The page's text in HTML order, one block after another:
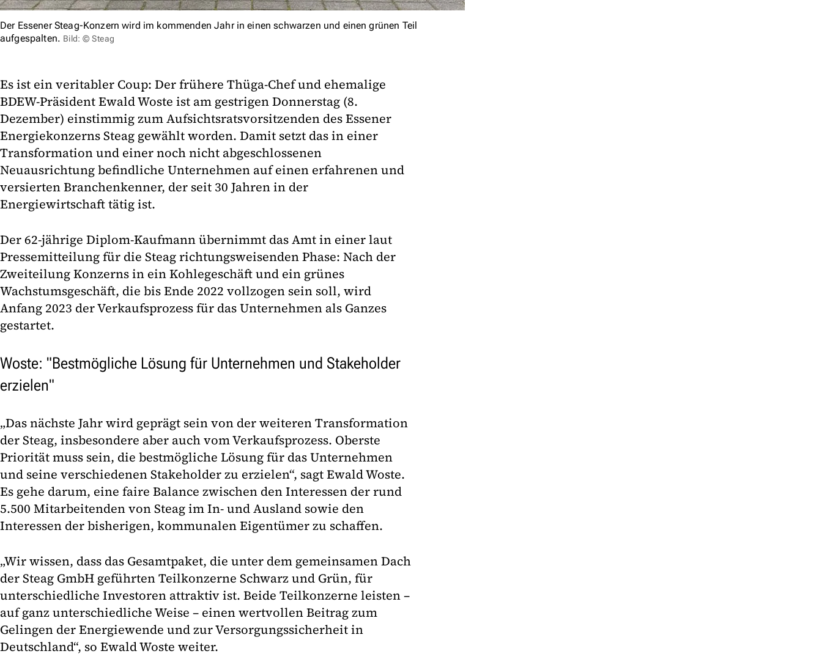
Der Essener Steag-Konzern wird im kommenden Jahr in einen schwarzen und einen grünen Teil
aufgespalten. Bild: © Steag
Es ist ein veritabler Coup: Der frühere Thüga-Chef und ehemalige
BDEW-Präsident Ewald Woste ist am gestrigen Donnerstag (8.
Dezember) einstimmig zum Aufsichtsratsvorsitzenden des Essener
Energiekonzerns Steag gewählt worden. Damit setzt das in einer
Transformation und einer noch nicht abgeschlossenen
Neuausrichtung befindliche Unternehmen auf einen erfahrenen und
versierten Branchenkenner, der seit 30 Jahren in der
Energiewirtschaft tätig ist.
Der 62-jährige Diplom-Kaufmann übernimmt das Amt in einer laut
Pressemitteilung für die Steag richtungsweisenden Phase: Nach der
Zweiteilung Konzerns in ein Kohlegeschäft und ein grünes
Wachstumsgeschäft, die bis Ende 2022 vollzogen sein soll, wird
Anfang 2023 der Verkaufsprozess für das Unternehmen als Ganzes
gestartet.
Woste: "Bestmögliche Lösung für Unternehmen und Stakeholder
erzielen"
„Das nächste Jahr wird geprägt sein von der weiteren Transformation
der Steag, insbesondere aber auch vom Verkaufsprozess. Oberste
Priorität muss sein, die bestmögliche Lösung für das Unternehmen
und seine verschiedenen Stakeholder zu erzielen“, sagt Ewald Woste.
Es gehe darum, eine faire Balance zwischen den Interessen der rund
5.500 Mitarbeitenden von Steag im In- und Ausland sowie den
Interessen der bisherigen, kommunalen Eigentümer zu schaffen.
„Wir wissen, dass das Gesamtpaket, die unter dem gemeinsamen Dach
der Steag GmbH geführten Teilkonzerne Schwarz und Grün, für
unterschiedliche Investoren attraktiv ist. Beide Teilkonzerne leisten –
auf ganz unterschiedliche Weise – einen wertvollen Beitrag zum
Gelingen der Energiewende und zur Versorgungssicherheit in
Deutschland“, so Ewald Woste weiter.